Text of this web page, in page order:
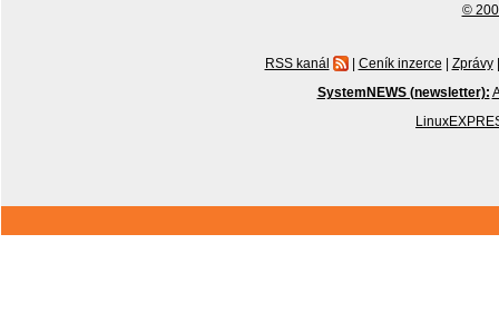
©
RSS kanál | Ceník inzerce | Zprávy |
SystemNEWS (newsletter):